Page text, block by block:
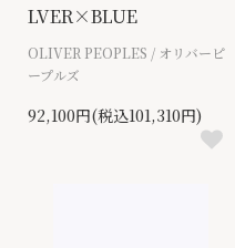
LVER×BLUE
OLIVER PEOPLES / オリバーピ
ープルズ
92,100円(税込101,310円)